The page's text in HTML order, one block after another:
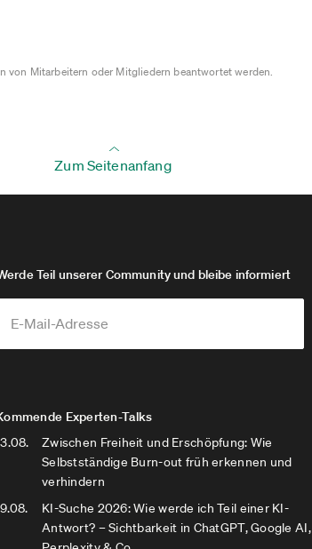
von Mitarbeitern oder Mitgliedern beantwortet werden.
Zum Seitenanfang
Teil unserer Community und bleibe informiert
Experten-Talks
Zwischen Freiheit und Erschöpfung: Wie
Selbstständige Burn-out früh erkennen und
verhindern
KI-Suche 2026: Wie werde ich Teil einer KI-
Antwort? – Sichtbarkeit in ChatGPT, Google AI,